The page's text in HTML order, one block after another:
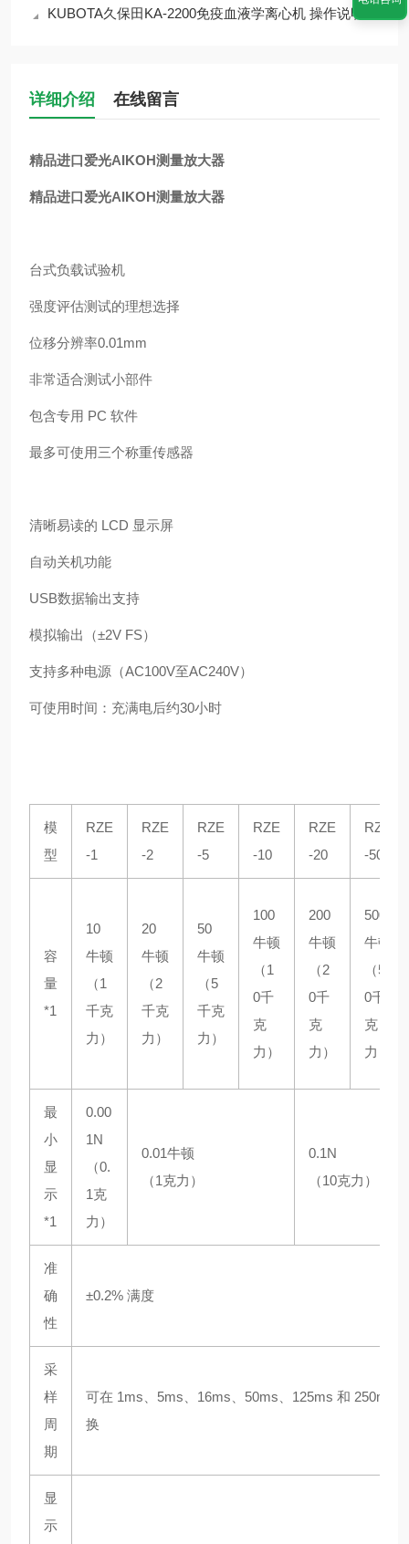
KUBOTA久保田KA-2200免疫血液学离心机 操作说明书
详细介绍 在线留言
精品进口爱光AIKOH测量放大器
精品进口爱光AIKOH测量放大器
台式负载试验机
强度评估测试的理想选择
位移分辨率0.01mm
非常适合测试小部件
包含专用 PC 软件
最多可使用三个称重传感器
清晰易读的 LCD 显示屏
自动关机功能
USB数据输出支持
模拟输出（±2V FS）
支持多种电源（AC100V至AC240V）
可使用时间：充满电后约30小时
模
型
RZE
-1
RZE
-2
RZE
-5
RZE
-10
RZE
-20
RZE
-50
容
量
*1
10
牛顿
（1
千克
力）
20
牛顿
（2
千克
力）
50
牛顿
（5
千克
力）
100
牛顿
（1
0千
克
力）
200
牛顿
（2
0千
克
力）
500
牛顿
（5
0千
克
力）
最
小
显
示
*1
0.00
1N
（0.
1克
力）
0.01牛顿
（1克力）
0.1N
（10克力）
准
确
性
±0.2% 满度
采
样
周
期
可在 1ms、5ms、16ms、50ms、125ms 和 250ms
换
显
示